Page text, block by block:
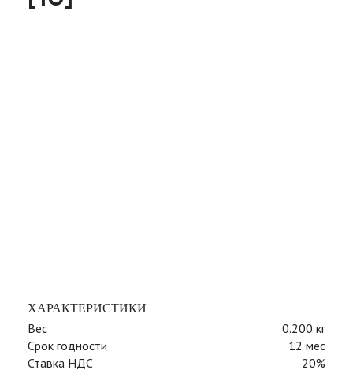
ХАРАКТЕРИСТИКИ
Вес
0.200 кг
Срок годности
12 мес
Ставка НДС
20%